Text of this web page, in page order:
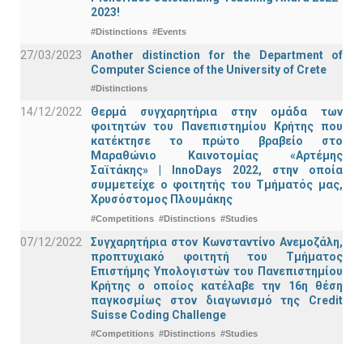
2023!
#Distinctions #Events
27/03/2023
Another distinction for the Department of
Computer Science of the University of Crete
#Distinctions
14/12/2022
Θερμά συγχαρητήρια στην ομάδα των
φοιτητών του Πανεπιστημίου Κρήτης που
κατέκτησε το πρώτο βραβείο στο
Μαραθώνιο Καινοτομίας «Αρτέμης
Σαϊτάκης» | InnoDays 2022, στην οποία
συμμετείχε ο φοιτητής του Τμήματός μας,
Χρυσόστομος Πλουμάκης
#Competitions #Distinctions #Studies
07/12/2022
Συγχαρητήρια στον Κωνσταντίνο Ανεμοζάλη,
προπτυχιακό φοιτητή του Τμήματος
Επιστήμης Υπολογιστών του Πανεπιστημίου
Κρήτης ο οποίος κατέλαβε την 16η θέση
παγκοσμίως στον διαγωνισμό της Credit
Suisse Coding Challenge
#Competitions #Distinctions #Studies